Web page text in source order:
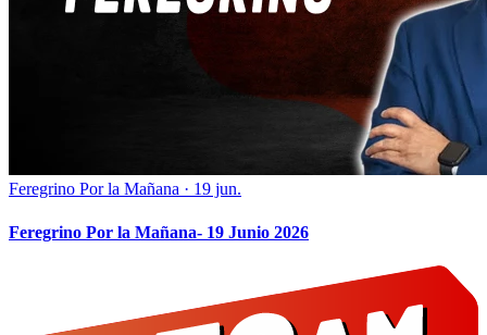
Feregrino Por la Mañana · 19 jun.
Feregrino Por la Mañana- 19 Junio 2026